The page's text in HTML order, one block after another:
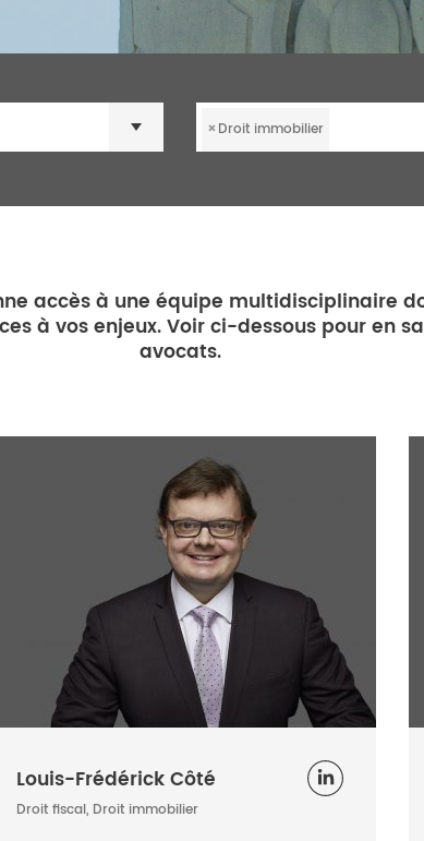
× Droit immobilier
accès à une équipe multidisciplinaire
à vos enjeux. Voir ci-dessous pour en
avocats.
Louis-Frédérick Côté
Droit fiscal, Droit immobilier